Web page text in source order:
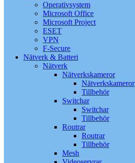
Operativsystem
Microsoft Office
Microsoft Project
ESET
VPN
F-Secure
Nätverk & Batteri
Nätverk
Nätverkskameror
Nätverkskameror
Tillbehör
Switchar
Switchar
Tillbehör
Routrar
Routrar
Tillbehör
Mesh